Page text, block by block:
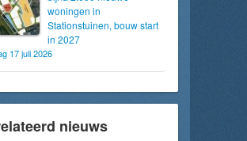
woningen in
Stationstuinen, bouw start
in 2027
17 juli 2026
nieuws